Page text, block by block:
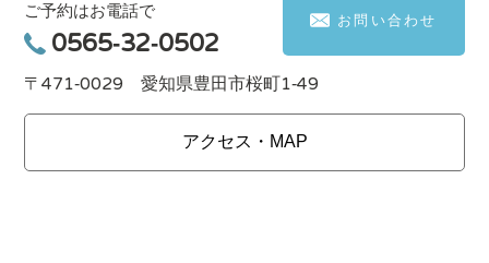
ご予約はお電話で
0565-32-0502
お問い合わせ
〒471-0029 愛知県豊田市桜町1-49
アクセス・MAP